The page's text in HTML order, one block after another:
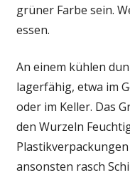
grüner Farbe sein.
essen.
An einem kühlen
lagerfähig, etwa im
oder im Keller. Das
den Wurzeln
ansonsten rasch